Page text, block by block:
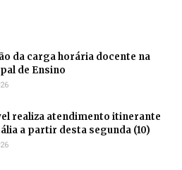
da carga horária docente na
de Ensino
realiza atendimento itinerante
a partir desta segunda (10)